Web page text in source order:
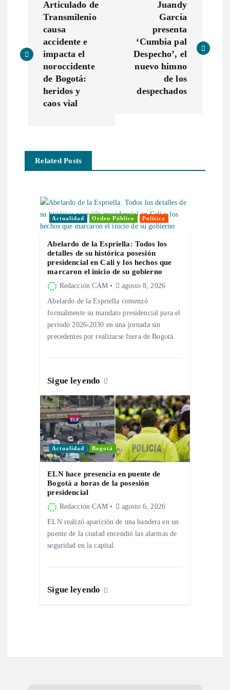
v
c
Articulado de
Transmilenio
causa
accidente e
impacta el
noroccidente
de Bogotá:
heridos y
caos vial
Juandy
García
presenta
‘Cumbia pal
Despecho’, el
nuevo himno
de los
despechados
Related Posts
Actualidad Orden Público Política
Abelardo de la Espriella: Todos los
detalles de su histórica posesión
presidencial en Cali y los hechos que
marcaron el inicio de su gobierno
Redacción CAM agosto 8, 2026
Abelardo de la Espriella comenzó
formalmente su mandato presidencial para el
periodo 2026-2030 en una jornada sin
precedentes por realizarse fuera de Bogotá.
Sigue leyendo
Actualidad Bogotá
ELN hace presencia en puente de
Bogotá a horas de la posesión
presidencial
Redacción CAM agosto 6, 2026
ELN realizó aparición de una bandera en un
puente de la ciudad encendió las alarmas de
seguridad en la capital.
Sigue leyendo